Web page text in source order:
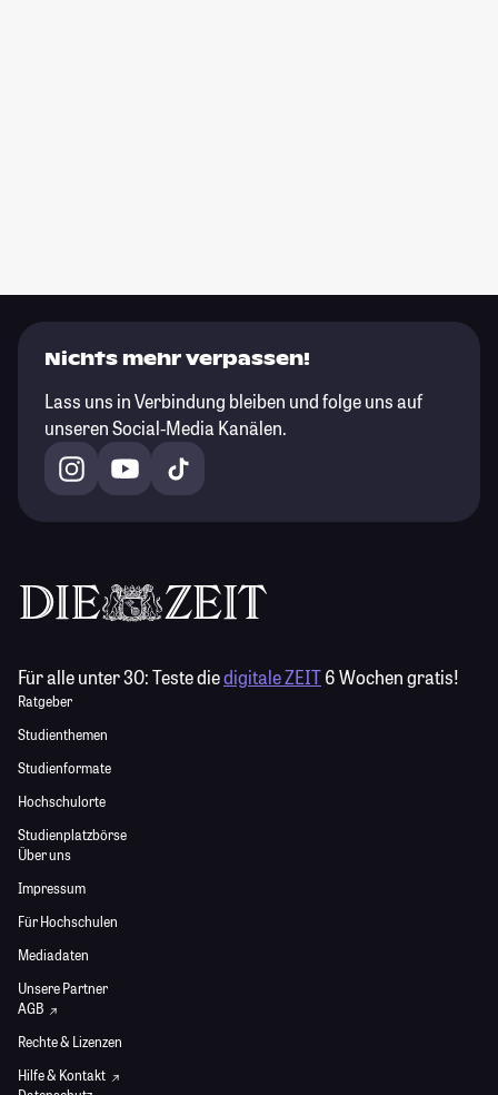
Nichts mehr verpassen!
Lass uns in Verbindung bleiben und folge uns auf
unseren Social-Media Kanälen.
Für alle unter 30:Teste diedigitale ZEIT6 Wochen gratis!
Ratgeber
Studienthemen
Studienformate
Hochschulorte
Studienplatzbörse
Über uns
Impressum
Für Hochschulen
Mediadaten
Unsere Partner
AGB
Rechte & Lizenzen
Hilfe & Kontakt